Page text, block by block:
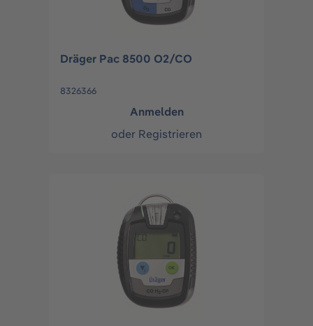
Dräger Pac 8500 O2/CO
8326366
Anmelden
oder Registrieren